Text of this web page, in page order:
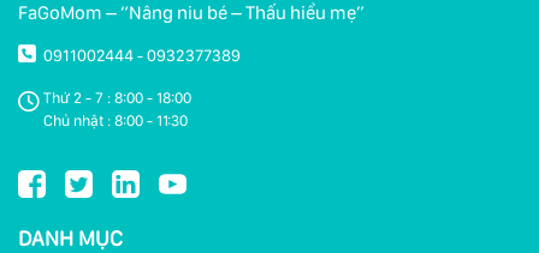
FaGoMom – “Nâng niu bé – Thấu hiểu mẹ”
0911002444 - 0932377389
Thứ 2 - 7 : 8:00 - 18:00
Chủ nhật : 8:00 - 11:30
DANH MỤC